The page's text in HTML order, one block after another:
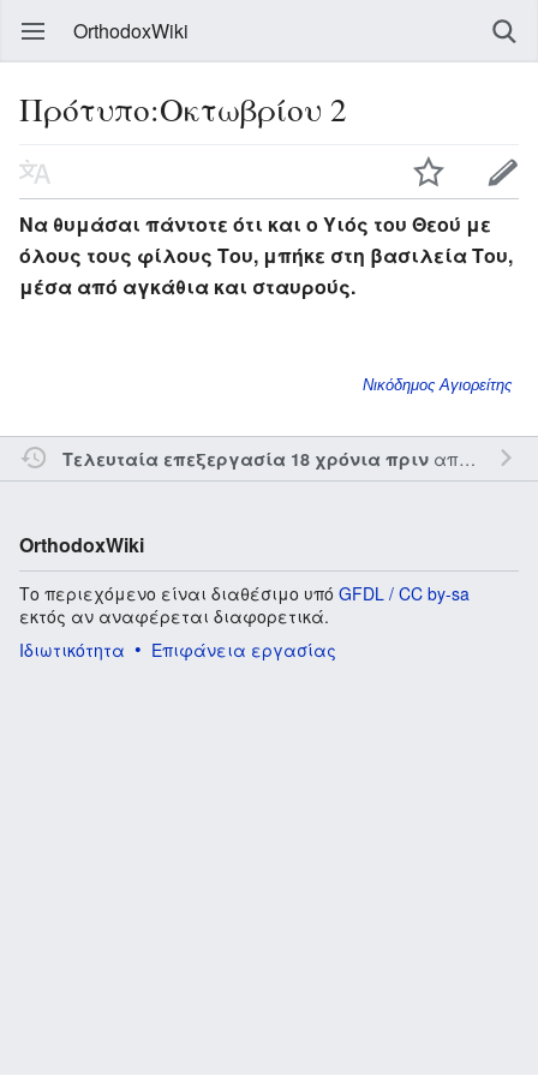
OrthodoxWiki
Πρότυπο:Οκτωβρίου 2
Να θυμάσαι πάντοτε ότι και ο Υιός του Θεού με
όλους τους φίλους Του, μπήκε στη βασιλεία Του,
μέσα από αγκάθια και σταυρούς.
Νικόδημος Αγιορείτης
Τελευταία επεξεργασία 18 χρόνια πριναπό τον την
OrthodoxWiki
Το περιεχόμενο είναι διαθέσιμο υπό GFDL / CC by-sa
εκτός αν αναφέρεται διαφορετικά.
Ιδιωτικότητα
Επιφάνεια εργασίας